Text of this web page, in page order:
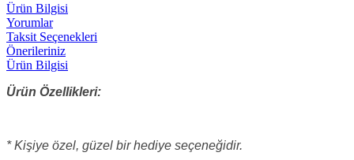
Ürün Bilgisi
Yorumlar
Taksit Seçenekleri
Önerileriniz
Ürün Bilgisi
Ürün Özellikleri:
* Kişiye özel, güzel bir hediye seçeneğidir.